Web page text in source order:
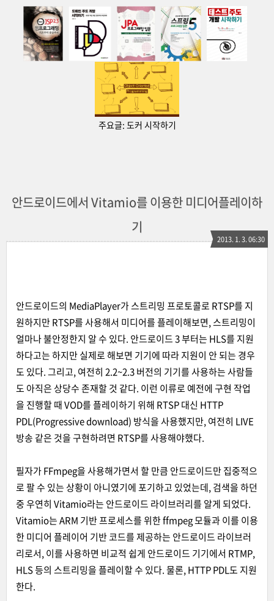
주요글: 도커 시작하기
안드로이드에서 Vitamio를 이용한 미디어플레이하
기
2013. 1. 3. 06:30
안드로이드의 MediaPlayer가 스트리밍 프로토콜로 RTSP를 지
원하지만 RTSP를 사용해서 미디어를 플레이해보면, 스트리밍이
얼마나 불안정한지 알 수 있다. 안드로이드 3 부터는 HLS를 지원
하다고는 하지만 실제로 해보면 기기에 따라 지원이 안 되는 경우
도 있다. 그리고, 여전히 2.2~2.3 버전의 기기를 사용하는 사람들
도 아직은 상당수 존재할 것 같다. 이런 이류로 예전에 구현 작업
을 진행할 때 VOD를 플레이하기 위해 RTSP 대신 HTTP
PDL(Progressive download) 방식을 사용했지만, 여전히 LIVE
방송 같은 것을 구현하려면 RTSP를 사용해야했다.
필자가 FFmpeg을 사용해가면서 할 만큼 안드로이드만 집중적으
로 팔 수 있는 상황이 아니였기에 포기하고 있었는데, 검색을 하던
중 우연히 Vitamio라는 안드로이드 라이브러리를 알게 되었다.
Vitamio는 ARM 기반 프로세스를 위한 ffmpeg 모듈과 이를 이용
한 미디어 플레이어 기반 코드를 제공하는 안드로이드 라이브러
리로서, 이를 사용하면 비교적 쉽게 안드로이드 기기에서 RTMP,
HLS 등의 스트리밍을 플레이할 수 있다. 물론, HTTP PDL도 지원
한다.